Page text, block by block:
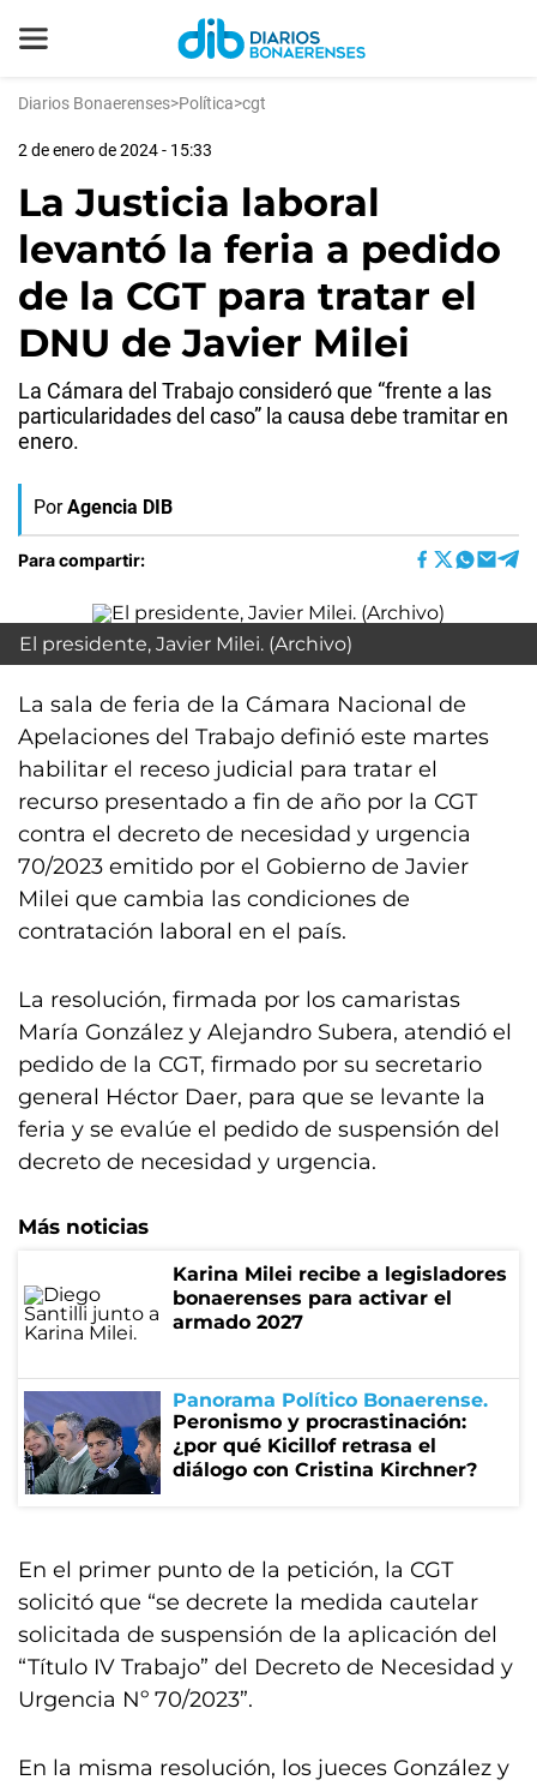
Diarios Bonaerenses>Política>cgt
2 de enero de 2024 - 15:33
La Justicia laboral
levantó la feria a pedido
de la CGT para tratar el
DNU de Javier Milei
La Cámara del Trabajo consideró que “frente a las
particularidades del caso” la causa debe tramitar en
enero.
Por Agencia DIB
Para compartir:
El presidente, Javier Milei. (Archivo)
La sala de feria de la Cámara Nacional de
Apelaciones del Trabajo definió este martes
habilitar el receso judicial para tratar el
recurso presentado a fin de año por la CGT
contra el decreto de necesidad y urgencia
70/2023 emitido por el Gobierno de Javier
Milei que cambia las condiciones de
contratación laboral en el país.
La resolución, firmada por los camaristas
María González y Alejandro Subera, atendió el
pedido de la CGT, firmado por su secretario
general Héctor Daer, para que se levante la
feria y se evalúe el pedido de suspensión del
decreto de necesidad y urgencia.
Más noticias
Karina Milei recibe a legisladores
bonaerenses para activar el
armado 2027
Panorama Político Bonaerense
Peronismo y procrastinación:
¿por qué Kicillof retrasa el
diálogo con Cristina Kirchner?
En el primer punto de la petición, la CGT
solicitó que “se decrete la medida cautelar
solicitada de suspensión de la aplicación del
“Título IV Trabajo” del Decreto de Necesidad y
Urgencia Nº 70/2023”.
En la misma resolución, los jueces González y